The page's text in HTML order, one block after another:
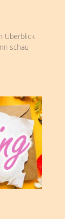
Überblick
schau